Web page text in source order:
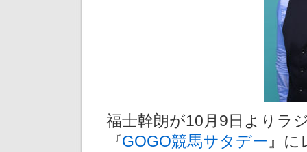
福士幹朗が10月9日よりラ
『GOGO競馬サタデー 』